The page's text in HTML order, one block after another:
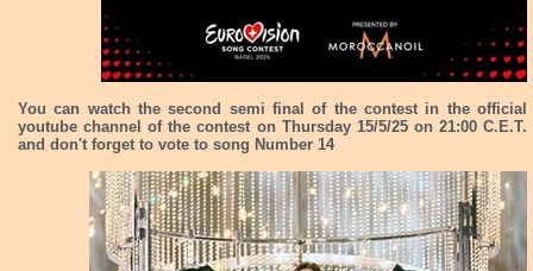
You can watch the second semi final of the contest in the official
youtube channel of the contest on Thursday 15/5/25 on 21:00 C.E.T.
and don't forget to vote to song Number 14